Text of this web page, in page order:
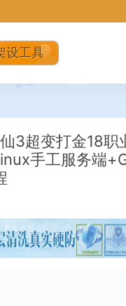
设工具
3超变打金18职
手工服务端